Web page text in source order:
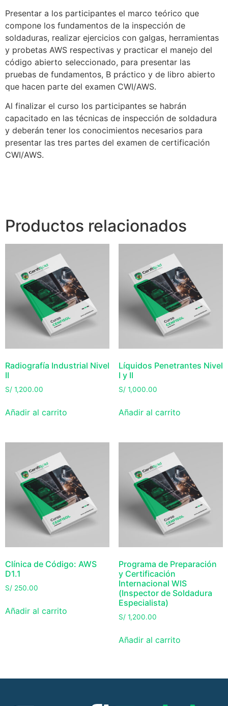
Presentar a los participantes el marco teórico que
compone los fundamentos de la inspección de
soldaduras, realizar ejercicios con galgas, herramientas
y probetas AWS respectivas y practicar el manejo del
código abierto seleccionado, para presentar las
pruebas de fundamentos, B práctico y de libro abierto
que hacen parte del examen CWI/AWS.
Al finalizar el curso los participantes se habrán
capacitado en las técnicas de inspección de soldadura
y deberán tener los conocimientos necesarios para
presentar las tres partes del examen de certificación
CWI/AWS.
Productos relacionados
Radiografía Industrial Nivel
II
S/ 1,200.00
Añadir al carrito
Líquidos Penetrantes Nivel
I y II
S/1,000.00
Añadir al carrito
Clínica de Código: AWS
D1.1
S/ 250.00
Añadir al carrito
Programa de Preparación
y Certificación
Internacional WIS
(Inspector de Soldadura
Especialista)
S/1,200.00
Añadir al carrito